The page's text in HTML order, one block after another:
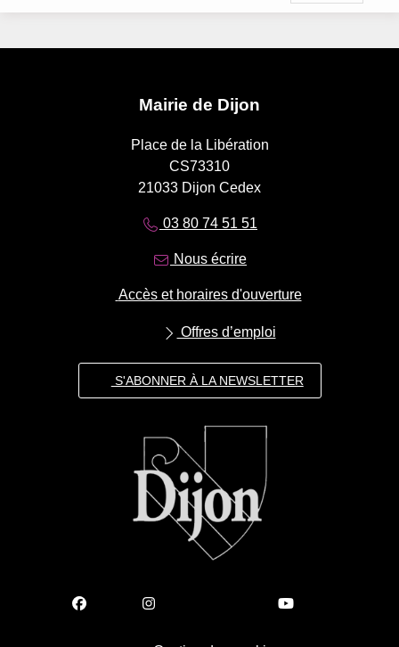
Mairie de Dijon
Place de la Libération
CS73310
21033 Dijon Cedex
03 80 74 51 51
Nous écrire
Accès et horaires d'ouverture
Offres d’emploi
S'ABONNER À LA NEWSLETTER